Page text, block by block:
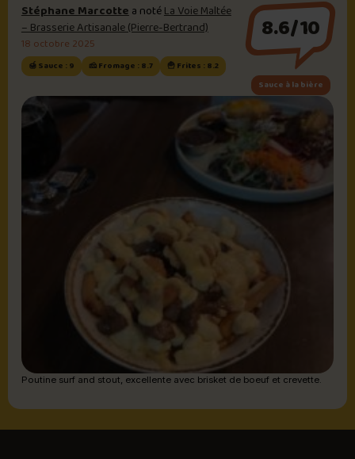
Stéphane Marcottea notéLa Voie Maltée
– Brasserie Artisanale (Pierre-Bertrand)
18 octobre 2025
🍯 Sauce : 9 🧀 Fromage : 8.7 🍟 Frites : 8.2
8.6/10
Sauce à la bière
Poutine surf and stout, excellente avec brisket de boeuf et crevette.